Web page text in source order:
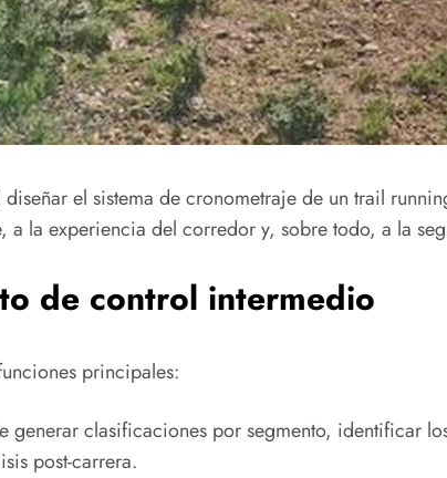
el sistema de cronometraje de un trail
a la experiencia del corredor y, sobre todo, a la
de control intermedio
principales:
generar clasificaciones por segmento, identificar
post-carrera.